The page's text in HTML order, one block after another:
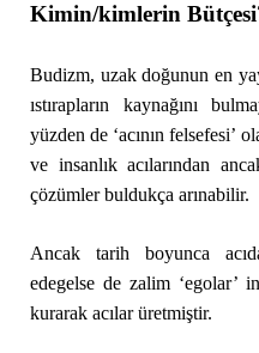
Kimin/kimlerin
Budizm, uzak doğunun en
ıstırapların kaynağını
yüzden de ‘acının felsefesi’
ve insanlık acılarından
çözümler buldukça arınabilir.
Ancak tarih boyunca
edegelse de zalim ‘egolar’
kurarak acılar üretmiştir.